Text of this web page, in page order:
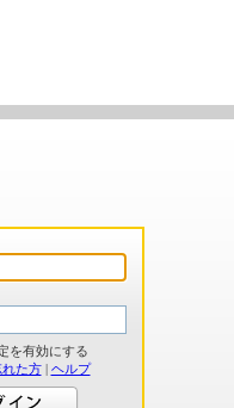
を有効にする
た方| ヘルプ